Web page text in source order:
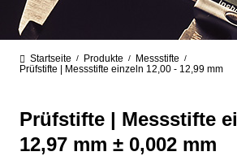
Startseite / Produkte / Messstifte /
Prüfstifte | Messstifte einzeln 12,00 - 12,99 mm
Prüfstifte | Messstifte
12,97 mm ± 0,002 mm